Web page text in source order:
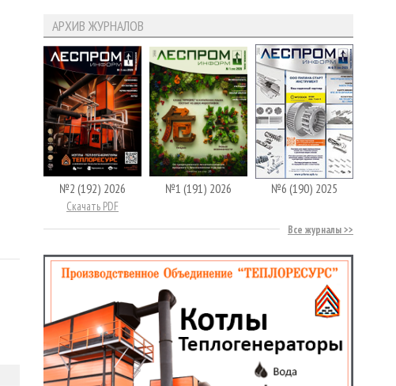
АРХИВ ЖУРНАЛОВ
№2 (192) 2026
Скачать PDF
№1 (191) 2026 №6 (190) 2025
Все журналы